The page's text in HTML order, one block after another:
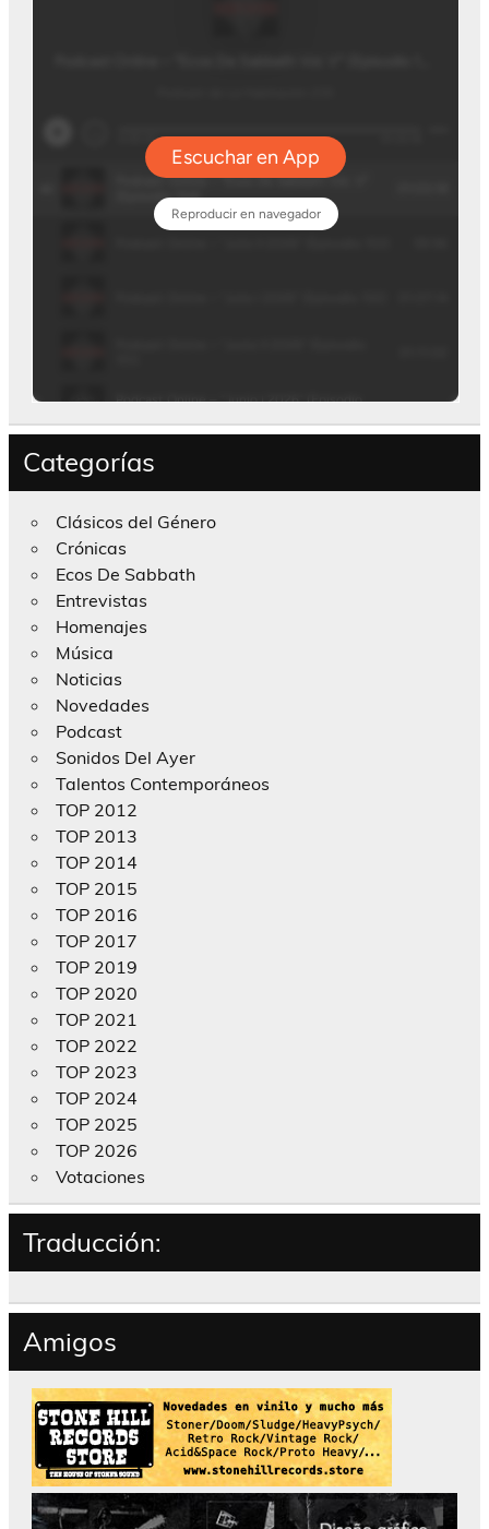
Categorías
Clásicos del Género
Crónicas
Ecos De Sabbath
Entrevistas
Homenajes
Música
Noticias
Novedades
Podcast
Sonidos Del Ayer
Talentos Contemporáneos
TOP 2012
TOP 2013
TOP 2014
TOP 2015
TOP 2016
TOP 2017
TOP 2019
TOP 2020
TOP 2021
TOP 2022
TOP 2023
TOP 2024
TOP 2025
TOP 2026
Votaciones
Traducción:
Amigos